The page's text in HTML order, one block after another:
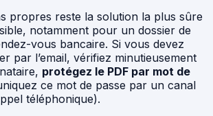
propres reste la solution la plus sûre
notamment pour un dossier de
vous bancaire. Si vous devez
par l’email, vérifiez minutieusement
protégez le PDF par mot de
ce mot de passe par un canal
téléphonique).